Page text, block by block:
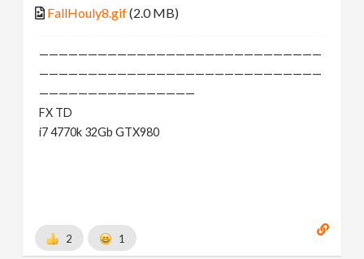
FallHouly8.gif(2.0 MB)
—————————————————————————————
—————————————————————————————
————————————————
FX TD
i7 4770k 32Gb GTX980
2 1